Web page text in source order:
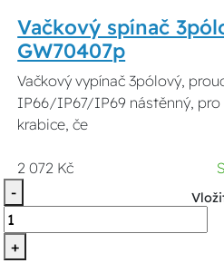
Vačkový spínač
GW70407p
Vačkový vypínač 3pólový,
IP66/IP67/IP69 nástěnný, pro
krabice, če
2 072 Kč
-
+